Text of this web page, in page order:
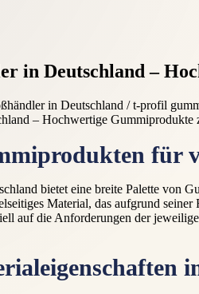
in Deutschland –
in Deutschland / t-profil
für
bietet eine breite Palette von
Material, das aufgrund seiner
auf die Anforderungen der